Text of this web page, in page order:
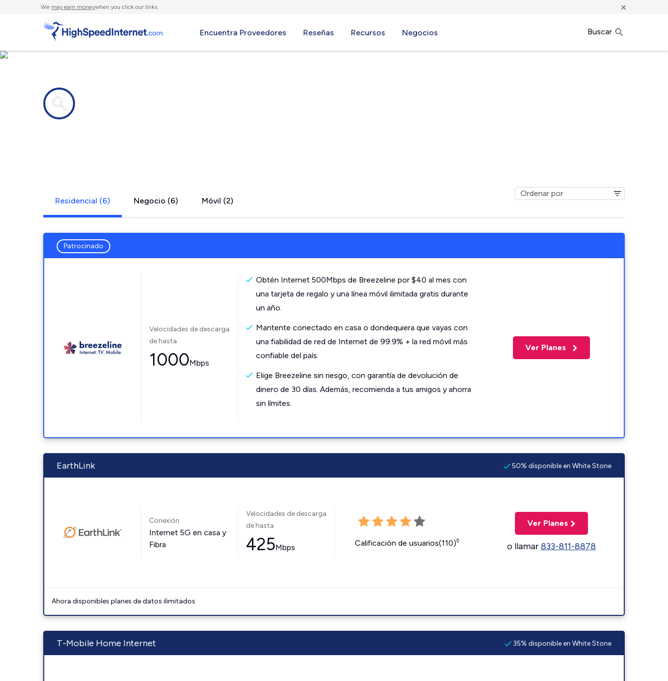
We may earn moneywhen you click our links. ×
Encuentra Proveedores Reseñas Recursos Negocios Buscar
Residencial (6) Negocio (6) Móvil (2)
Patrocinado
Velocidades de descarga
de hasta
1000Mbps
Obtén Internet 500Mbps de Breezeline por $40 al mes con
una tarjeta de regalo y una línea móvil ilimitada gratis durante
un año.
Mantente conectado en casa o dondequiera que vayas con
una fiabilidad de red de Internet de 99.9% + la red móvil más
confiable del país.
Elige Breezeline sin riesgo, con garantía de devolución de
dinero de 30 días. Además, recomienda a tus amigos y ahorra
sin límites.
Ver Planes
EarthLink 50% disponible en White Stone
Conexión:
Internet 5G en casa y
Fibra
Velocidades de descarga
de hasta
425Mbps Calificación de usuarios(110)◊
Ver Planes
o llamar833-811-8878
Ahora disponibles planes de datos ilimitados
T-Mobile Home Internet 35% disponible en White Stone